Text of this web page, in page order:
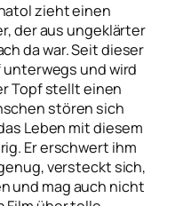
zieht einen
der aus ungeklärter
da war. Seit dieser
und wird
Topf stellt einen
stören sich
Leben mit diesem
Er erschwert ihm
versteckt sich,
und mag auch nicht